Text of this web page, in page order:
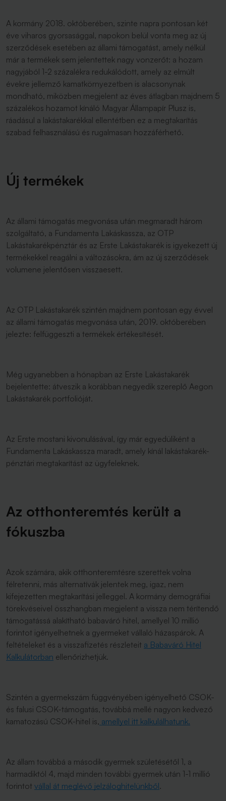
A kormány 2018. októberében, szinte napra pontosan két
éve viharos gyorsasággal, napokon belül vonta meg az új
szerződések esetében az állami támogatást, amely nélkül
már a termékek sem jelentettek nagy vonzerőt: a hozam
nagyjából 1-2 százalékra redukálódott, amely az elmúlt
évekre jellemző kamatkörnyezetben is alacsonynak
mondható, miközben megjelent az éves átlagban majdnem 5
százalékos hozamot kínáló Magyar Állampapír Plusz is,
ráadásul a lakástakarékkal ellentétben ez a megtakarítás
szabad felhasználású és rugalmasan hozzáférhető.
Új termékek
Az állami támogatás megvonása után megmaradt három
szolgáltató, a Fundamenta Lakáskassza, az OTP
Lakástakarékpénztár és az Erste Lakástakarék is igyekezett új
termékekkel reagálni a változásokra, ám az új szerződések
volumene jelentősen visszaesett.
Az OTP Lakástakarék szintén majdnem pontosan egy évvel
az állami támogatás megvonása után, 2019. októberében
jelezte: felfüggeszti a termékek értékesítését.
Még ugyanebben a hónapban az Erste Lakástakarék
bejelentette: átveszik a korábban negyedik szereplő Aegon
Lakástakarék portfolióját.
Az Erste mostani kivonulásával, így már egyedüliként a
Fundamenta Lakáskassza maradt, amely kínál lakástakarék-
pénztári megtakarítást az ügyfeleknek.
Az otthonteremtés került a
fókuszba
Azok számára, akik otthonteremtésre szerettek volna
félretenni, más alternatívák jelentek meg, igaz, nem
kifejezetten megtakarítási jelleggel. A kormány demográfiai
törekvéseivel összhangban megjelent a vissza nem térítendő
támogatássá alakítható babaváró hitel, amellyel 10 millió
forintot igényelhetnek a gyermeket vállaló házaspárok. A
feltételeket és a visszafizetés részleteit a Babaváró Hitel
Kalkulátorban ellenőrizhetjük.
Szintén a gyermekszám függvényében igényelhető CSOK-
és falusi CSOK-támogatás, továbbá mellé nagyon kedvező
kamatozású CSOK-hitel is, amellyel itt kalkulálhatunk.
Az állam továbbá a második gyermek születésétől 1, a
harmadiktól 4, majd minden további gyermek után 1-1 millió
forintot vállal át meglévő jelzáloghitelünkből.